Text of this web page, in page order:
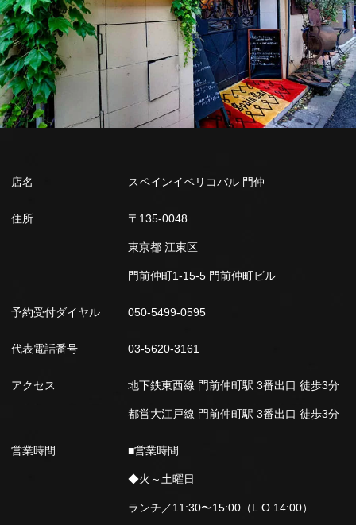
店名 スペインイベリコバル 門仲
住所 〒135-0048
東京都 江東区
門前仲町1-15-5 門前仲町ビル
予約受付ダイヤル 050-5499-0595
代表電話番号 03-5620-3161
アクセス 地下鉄東西線 門前仲町駅 3番出口 徒歩3分
都営大江戸線 門前仲町駅 3番出口 徒歩3分
営業時間 ■営業時間
◆火～土曜日
ランチ／11:30〜15:00（L.O.14:00）